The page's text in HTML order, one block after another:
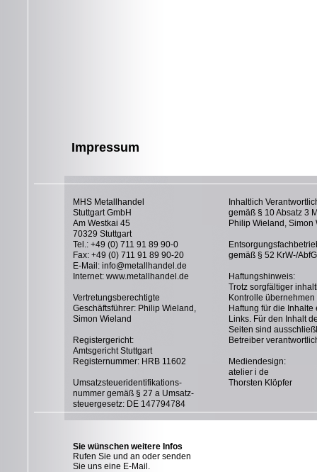
Impressum
MHS Metallhandel
Stuttgart GmbH
Am Westkai 45
70329 Stuttgart
Tel.: +49 (0) 711 91 89 90-0
Fax: +49 (0) 711 91 89 90-20
E-Mail: info@metallhandel.de
Internet: www.metallhandel.de
Vertretungsberechtigte
Geschäftsführer: Philip Wieland,
Simon Wieland
Registergericht:
Amtsgericht Stuttgart
Registernummer: HRB 11602
Umsatzsteueridentifikations-
nummer gemäß § 27 a Umsatz-
steuergesetz: DE 147794784
Inhaltlich
gemäß § 10 Absatz 3
Philip Wieland, Simon
gemäß § 52 KrW-/AbfG
Haftungshinweis:
Trotz sorgfältiger
Kontrolle
Haftung für die Inhalte
Links. Für den Inhalt
Seiten sind
Betreiber
Mediendesign:
atelier i de
Thorsten Klöpfer
Sie wünschen weitere Infos
Rufen Sie und an oder senden
Sie uns eine E-Mail .